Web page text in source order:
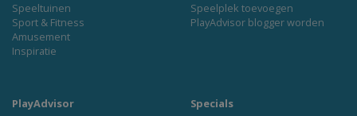
Speeltuinen
Sport & Fitness
Amusement
Inspiratie
Speelplek toevoegen
PlayAdvisor blogger worden
PlayAdvisor
Specials